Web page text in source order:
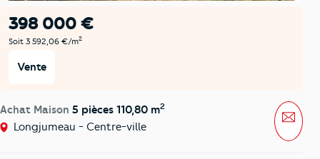
398 000 €
Soit 3 592,06 €/m2
Vente
Achat Maison 5 pièces 110,80 m2
Longjumeau - Centre-ville